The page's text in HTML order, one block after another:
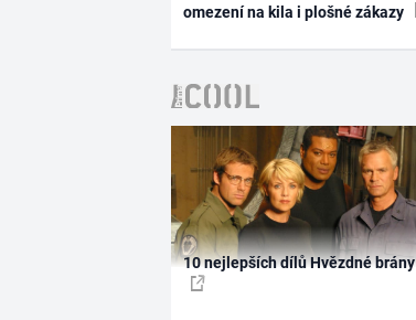
omezení na kila i plošné zákazy
10 nejlepších dílů Hvězdné brány